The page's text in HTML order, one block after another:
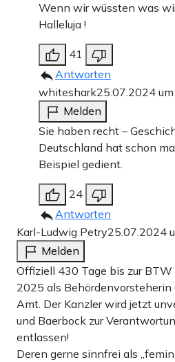
Wenn wir wüssten was
Halleluja !
41
Antworten
whiteshark25.07.2024
Melden
Sie haben recht –
Deutschland hat schon
Beispiel gedient.
24
Antworten
Karl-Ludwig Petry25.07.2024
Melden
Offiziell 430 Tage bis zur
2025 als
Amt. Der Kanzler wird jetzt
und Baerbock zur
entlassen!
Deren gerne sinnfrei als